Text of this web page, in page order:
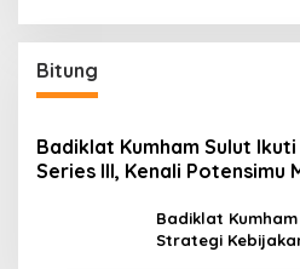
Bitung
Badiklat Kumham Sulut
Series III, Kenali Potensimu
Badiklat
Strategi